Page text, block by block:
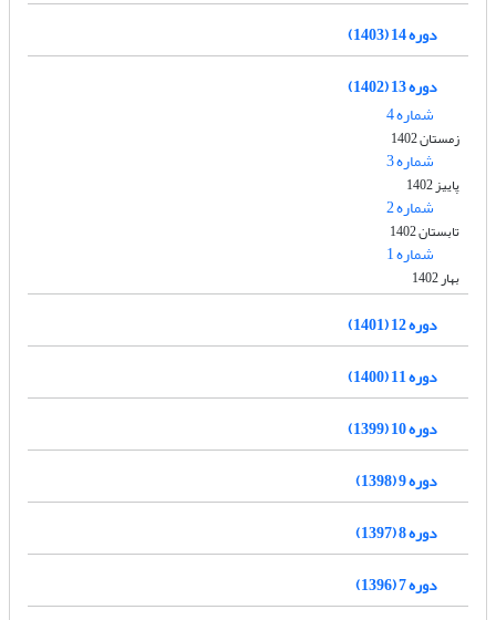
دوره 14 (1403)
دوره 13 (1402)
شماره 4
زمستان 1402
شماره 3
پاییز 1402
شماره 2
تابستان 1402
شماره 1
بهار 1402
دوره 12 (1401)
دوره 11 (1400)
دوره 10 (1399)
دوره 9 (1398)
دوره 8 (1397)
دوره 7 (1396)